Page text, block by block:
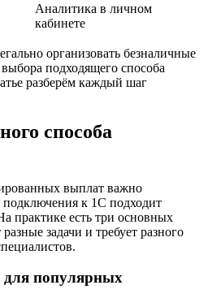
Аналитика в личном
кабинете
организовать безналичные
подходящего способа
разберём каждый шаг
способа
выплат важно
подключения к 1С подходит
практике есть три основных
задачи и требует разного
для популярных